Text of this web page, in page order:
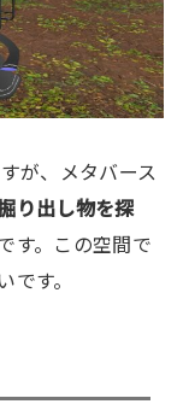
が、メタバース
り出し物を探
す。この空間で
す。